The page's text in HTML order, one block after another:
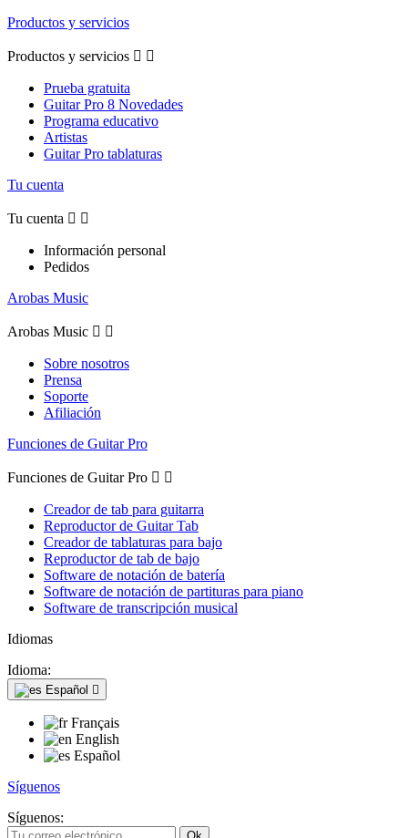
Productos y servicios
Productos y servicios  
Prueba gratuita
Guitar Pro 8 Novedades
Programa educativo
Artistas
Guitar Pro tablaturas
Tu cuenta
Tu cuenta  
Información personal
Pedidos
Arobas Music
Arobas Music  
Sobre nosotros
Prensa
Soporte
Afiliación
Funciones de Guitar Pro
Funciones de Guitar Pro  
Creador de tab para guitarra
Reproductor de Guitar Tab
Creador de tablaturas para bajo
Reproductor de tab de bajo
Software de notación de batería
Software de notación de partituras para piano
Software de transcripción musical
Idiomas
Idioma:
Español 
Français
English
Español
Síguenos
Síguenos: